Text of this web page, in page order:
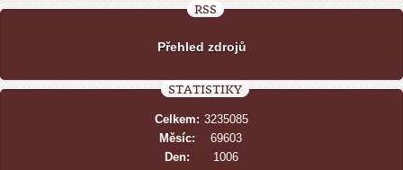
RSS
Přehled zdrojů
STATISTIKY
Celkem: 3235085
Měsíc:
69603
Den:
1006